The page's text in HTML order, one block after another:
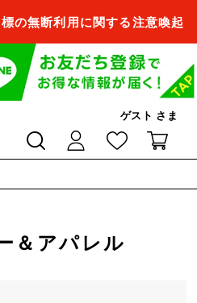
の無断利用に関する注意喚起
ゲスト さま
すれば、
すれば、
できるようになります。
／ログイン
＆アパレル